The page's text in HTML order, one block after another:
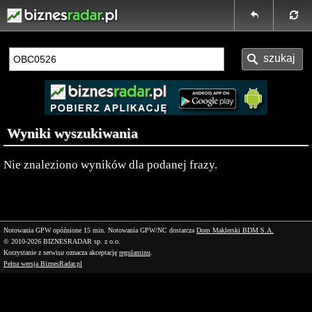
Wyniki wyszukiwania
Nie znaleziono wyników dla podanej frazy.
Notowania GPW opóźnione 15 min. Notowania GPW/NC dostarcza Dom Maklerski BDM S.A.
© 2010-2026 BIZNESRADAR sp. z o.o.
Korzystanie z serwisu oznacza akceptację regulaminu
Pełna wersja BiznesRadar.pl